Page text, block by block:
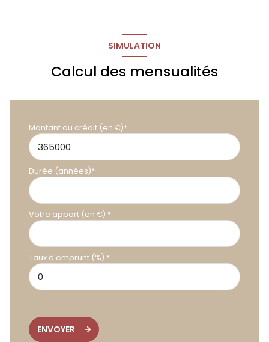
SIMULATION
Calcul des mensualités
Montant du crédit (en €)*
Durée (années)*
Votre apport (en €) *
Taux d'emprunt (%) *
ENVOYER